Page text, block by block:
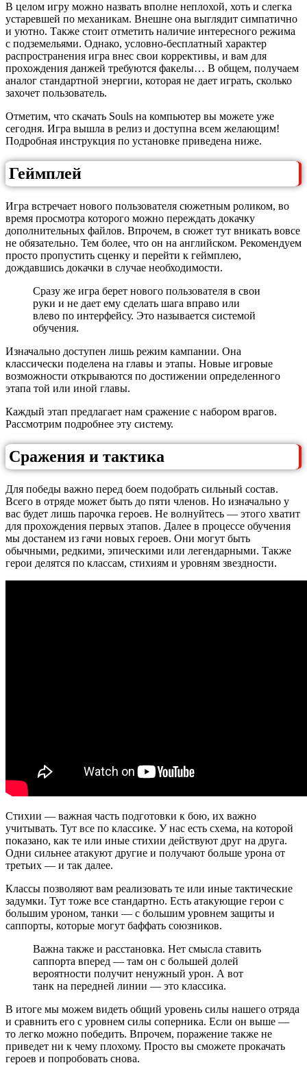
В целом игру можно назвать вполне неплохой, хоть и слегка
устаревшей по механикам. Внешне она выглядит симпатично
и уютно. Также стоит отметить наличие интересного режима
с подземельями. Однако, условно-бесплатный характер
распространения игра внес свои коррективы, и вам для
прохождения данжей требуются факелы… В общем, получаем
аналог стандартной энергии, которая не дает играть, сколько
захочет пользователь.
Отметим, что скачать Souls на компьютер вы можете уже
сегодня. Игра вышла в релиз и доступна всем желающим!
Подробная инструкция по установке приведена ниже.
Геймплей
Игра встречает нового пользователя сюжетным роликом, во
время просмотра которого можно переждать докачку
дополнительных файлов. Впрочем, в сюжет тут вникать вовсе
не обязательно. Тем более, что он на английском. Рекомендуем
просто пропустить сценку и перейти к геймплею,
дождавшись докачки в случае необходимости.
Сразу же игра берет нового пользователя в свои
руки и не дает ему сделать шага вправо или
влево по интерфейсу. Это называется системой
обучения.
Изначально доступен лишь режим кампании. Она
классически поделена на главы и этапы. Новые игровые
возможности открываются по достижении определенного
этапа той или иной главы.
Каждый этап предлагает нам сражение с набором врагов.
Рассмотрим подробнее эту систему.
Сражения и тактика
Для победы важно перед боем подобрать сильный состав.
Всего в отряде может быть до пяти членов. Но изначально у
вас будет лишь парочка героев. Не волнуйтесь — этого хватит
для прохождения первых этапов. Далее в процессе обучения
мы достанем из гачи новых героев. Они могут быть
обычными, редкими, эпическими или легендарными. Также
герои делятся по классам, стихиям и уровням звездности.
Стихии — важная часть подготовки к бою, их важно
учитывать. Тут все по классике. У нас есть схема, на которой
показано, как те или иные стихии действуют друг на друга.
Одни сильнее атакуют другие и получают больше урона от
третьих — и так далее.
Классы позволяют вам реализовать те или иные тактические
задумки. Тут тоже все стандартно. Есть атакующие герои с
большим уроном, танки — с большим уровнем защиты и
саппорты, которые могут баффать союзников.
Важна также и расстановка. Нет смысла ставить
саппорта вперед — там он с большей долей
вероятности получит ненужный урон. А вот
танк на передней линии — это классика.
В итоге мы можем видеть общий уровень силы нашего отряда
и сравнить его с уровнем силы соперника. Если он выше —
то легко можно победить. Впрочем, поражение также не
приведет ни к чему плохому. Просто вы сможете прокачать
героев и попробовать снова.